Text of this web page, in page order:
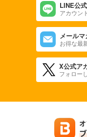
LINE公
アカウン
メール
お得な最
X公式ア
フォロー